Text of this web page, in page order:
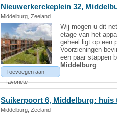
Nieuwerkerckeplein 32,
Middelburg, Zeeland
Toevoegen aan
favoriete
Wij mogen u dit
etage van het
geheel ligt op een
Voorzieningen
een paar stappen
Middelburg
Suikerpoort 6, Middelburg: huis
Middelburg, Zeeland